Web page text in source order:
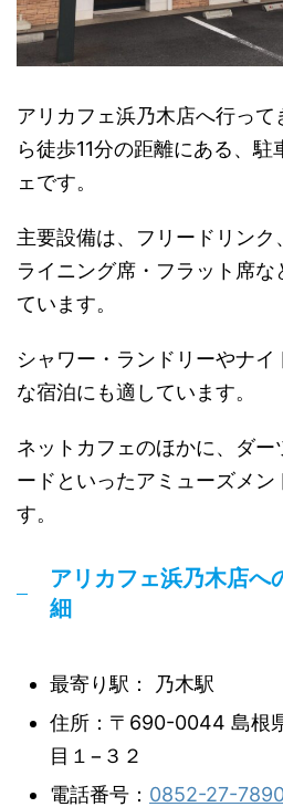
アリカフェ浜乃木店へ行っ
ら徒歩11分の距離にある、
ェです。
主要設備は、フリードリンク
ライニング席・フラット席
ています。
シャワー・ランドリーやナ
な宿泊にも適しています。
ネットカフェのほかに、ダ
ードといったアミューズメン
す。
アリカフェ浜乃木店へ
細
最寄り駅： 乃木駅
住所：〒690-0044 島根
目１−３２
電話番号： 0852-27-